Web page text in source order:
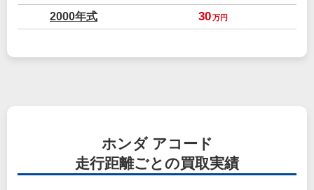
2000年式 30万円
ホンダ アコード
走行距離ごとの買取実績